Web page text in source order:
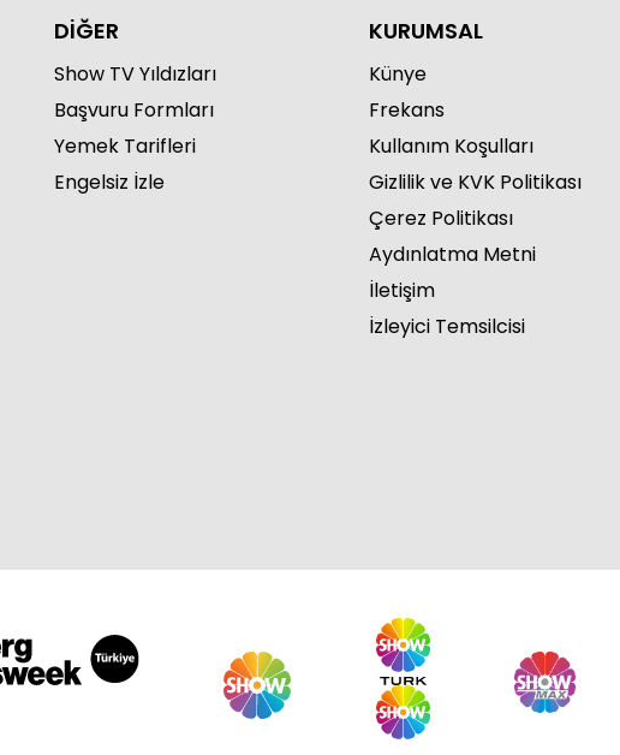
DİĞER
Show TV Yıldızları
Başvuru Formları
Yemek Tarifleri
Engelsiz İzle
KURUMSAL
Künye
Frekans
Kullanım Koşulları
Gizlilik ve KVK Politikası
Çerez Politikası
Aydınlatma Metni
İletişim
İzleyici Temsilcisi